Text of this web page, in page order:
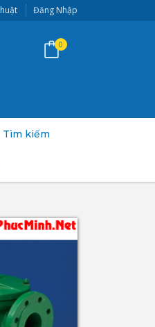
Đăng Nhập
0
Tìm kiếm